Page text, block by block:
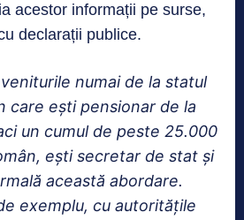
acestor informații pe surse,
declarații publice.
numai de la statul
care ești pensionar de la
un cumul de peste 25.000
ești secretar de stat și
această abordare.
exemplu, cu autoritățile